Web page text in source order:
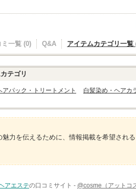
ミ一覧 (0) Q&A アイテムカテゴリ一覧
テゴリ
アパック・トリートメント
白髪染め・ヘアカ
力を伝えるために、情報掲載を希望され
アエステの口コミサイト - @cosme（アットコ